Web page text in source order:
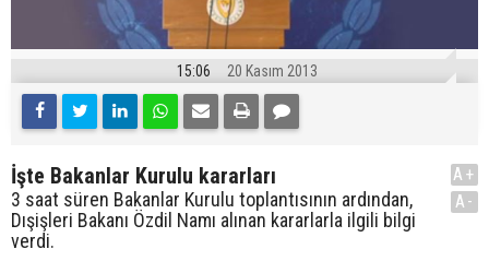
15:06 20 Kasım 2013
İşte Bakanlar Kurulu kararları
3 saat süren Bakanlar Kurulu toplantısının ardından,
Dışişleri Bakanı Özdil Namı alınan kararlarla ilgili bilgi
verdi.
A+
A-